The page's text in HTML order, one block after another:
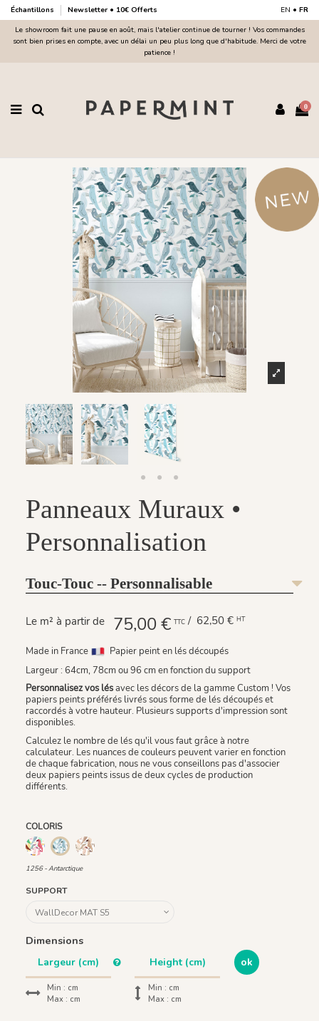
Échantillons Newsletter • 10€ Offerts EN • FR
Le showroom fait une pause en août, mais l'atelier continue de tourner ! Vos commandes
sont bien prises en compte, avec un délai un peu plus long que d'habitude. Merci de votre
patience !
0
Panneaux Muraux •
Personnalisation
Touc-Touc -- Personnalisable
75,00 € TTC / 62,50 € HT
Made in France
Papier peint en lés découpés
Largeur : 64cm, 78cm ou 96 cm en fonction du support
Personnalisez vos lésavec les décors de la gamme Custom ! Vos
papiers peints préférés livrés sous forme de lés découpés et
raccordés à votre hauteur. Plusieurs supports d'impression sont
disponibles.
Calculez le nombre de lés qu'il vous faut grâce à notre
calculateur. Les nuances de couleurs peuvent varier en fonction
de chaque fabrication, nous ne vous conseillons pas d'associer
deux papiers peints issus de deux cycles de production
différents.
COLORIS
1255 - Acapulco
1256 - Antarctique
1257 - Sahara
1256 - Antarctique
SUPPORT
Dimensions
Min : cm
Max : cm
Min : cm
Max : cm
ok